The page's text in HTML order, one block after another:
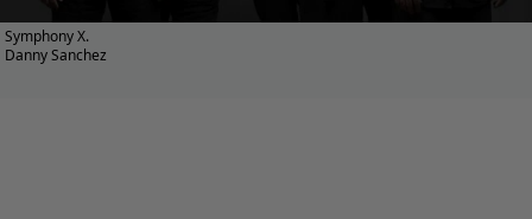
Symphony X.
Danny Sanchez